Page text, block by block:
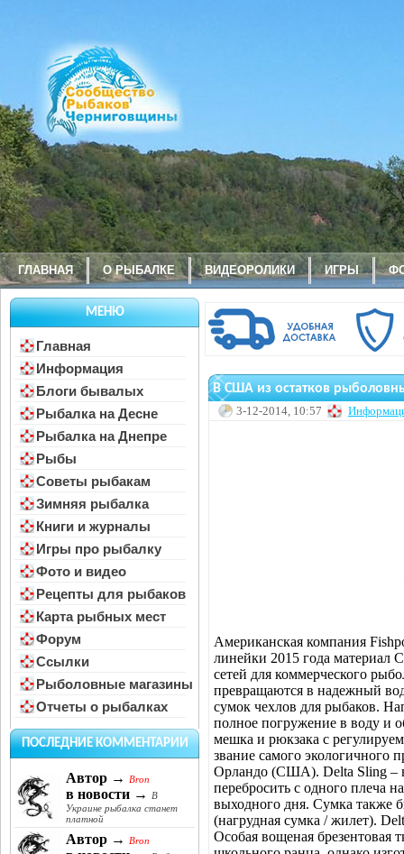
ГЛАВНАЯ О РЫБАЛКЕ ВИДЕОРОЛИКИ ИГРЫ
МЕНЮ
Главная
Информация
Блоги бывалых
Рыбалка на Десне
Рыбалка на Днепре
Рыбы
Советы рыбакам
Зимняя рыбалка
Книги и журналы
Игры про рыбалку
Фото и видео
Рецепты для рыбаков
Карта рыбных мест
Форум
Ссылки
Рыболовные магазины
Отчеты о рыбалках
ПОСЛЕДНИЕ КОММЕНТАРИИ
Автор → Bron
в новости →
В
Украине рыбалка станет
платной
Автор → Bron
В США из остатков
3-12-2014, 10:57
Американская компания
линейки 2015 года материал
сетей для коммерческого
превращаются в надежный
сумок чехлов для рыбаков.
полное погружение в воду и
мешка и рюкзака с
звание самого экологичного
Орландо (США). Delta Sling –
перебросить с одного плеча
выходного дня. Сумка также
(нагрудная сумка / жилет).
Особая вощеная брезентовая